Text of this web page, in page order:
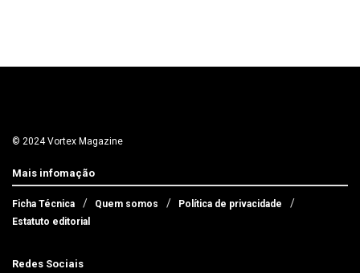
© 2024 Vortex Magazine
Mais infomação
Ficha Técnica Quem somos
Política de privacidade
Estatuto editorial
Redes Sociais